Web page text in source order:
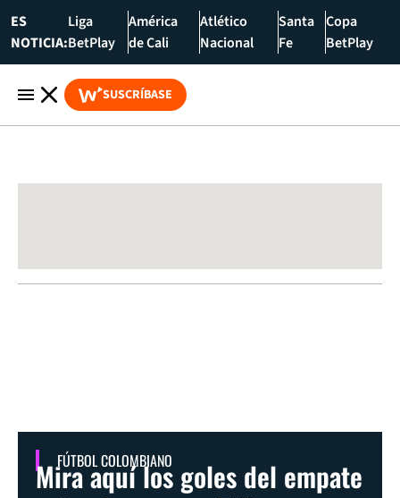
ES
NOTICIA:
Liga
BetPlay
América
de Cali
Atlético
Nacional
Santa
Fe
Copa
BetPlay
SUSCRÍBASE
FÚTBOL COLOMBIANO
Mira aquí los goles del empate